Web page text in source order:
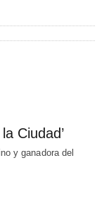
Ciudad’
y ganadora del